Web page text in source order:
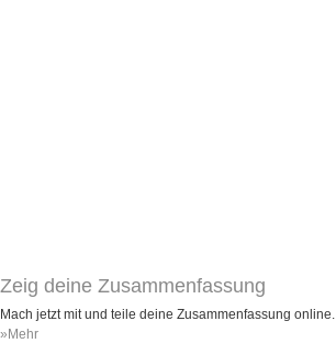
Zeig deine Zusammenfassung
Mach jetzt mit und teile deine Zusammenfassung online.
»Mehr